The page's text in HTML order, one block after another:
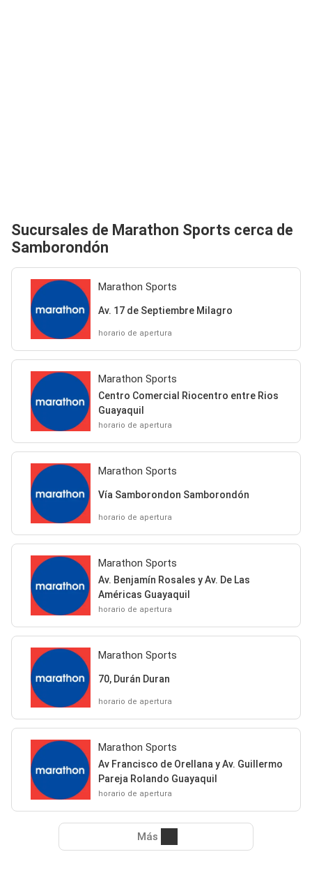
Sucursales de Marathon Sports cerca de
Samborondón
Marathon Sports
Av. 17 de Septiembre Milagro
horario de apertura
Marathon Sports
Centro Comercial Riocentro entre Rios
Guayaquil
horario de apertura
Marathon Sports
Vía Samborondon Samborondón
horario de apertura
Marathon Sports
Av. Benjamín Rosales y Av. De Las
Américas Guayaquil
horario de apertura
Marathon Sports
70, Durán Duran
horario de apertura
Marathon Sports
Av Francisco de Orellana y Av. Guillermo
Pareja Rolando Guayaquil
horario de apertura
Más